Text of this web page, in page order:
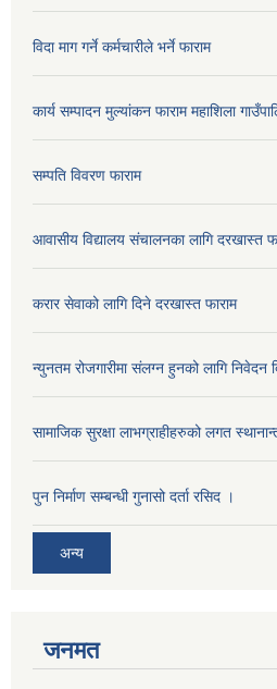
विदा माग गर्ने कर्मचारीले भर्ने फाराम
कार्य सम्पादन मुल्यांकन फाराम महाशिला
सम्पति विवरण फाराम
आवासीय विद्यालय संचालनका लागि दरखास्त
करार सेवाको लागि दिने दरखास्त फाराम
न्युनतम रोजगारीमा संलग्न हुनको लागि निवेदन
सामाजिक सुरक्षा लाभग्राहीहरुको लगत
पुन निर्माण सम्बन्धी गुनासो दर्ता रसिद ।
अन्य
जनमत